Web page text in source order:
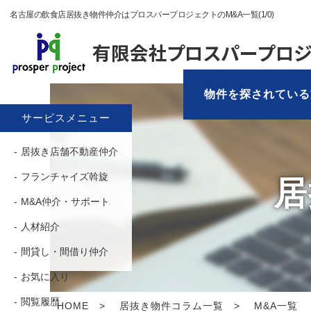
名古屋の飲食店居抜き物件仲介はプロスパープロジェクトのM&A一覧(1/0)
物件を探されてい
HOME 居抜き物件コラム一覧 M&A一覧
サービスメニュー
居抜き店舗不動産仲介
フランチャイズ斡旋
M&A仲介・サポート
人材紹介
間貸し・間借り仲介
お気に入り
閲覧履歴